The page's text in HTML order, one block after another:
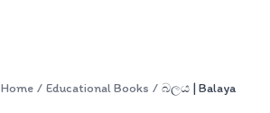
Home / Educational Books / බලය | Balaya